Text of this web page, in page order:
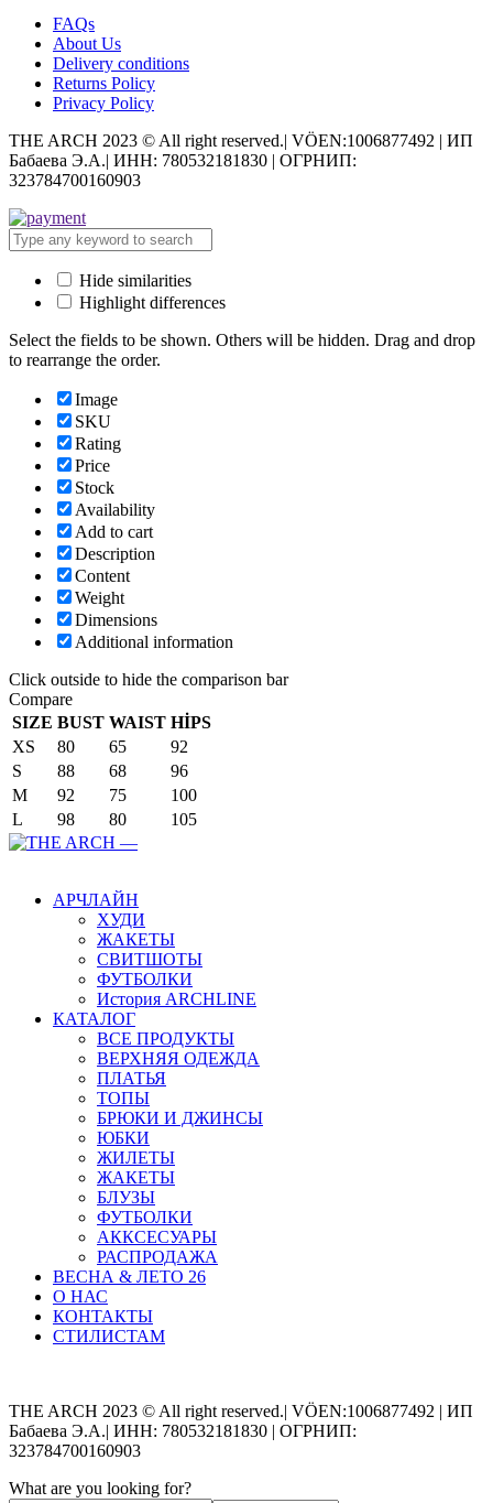
FAQs
About Us
Delivery conditions
Returns Policy
Privacy Policy
THE ARCH 2023 © All right reserved.| VÖEN:1006877492 | ИП
Бабаева Э.А.| ИНН: 780532181830 | ОГРНИП:
323784700160903
Hide similarities
Highlight differences
Select the fields to be shown. Others will be hidden. Drag and drop
to rearrange the order.
Image
SKU
Rating
Price
Stock
Availability
Add to cart
Description
Content
Weight
Dimensions
Additional information
Click outside to hide the comparison bar
Compare
SIZE BUST WAIST HİPS
XS
80 65
92
S
88 68
96
M
92 75
100
L
98 80 105
АРЧЛАЙН
ХУДИ
ЖАКЕТЫ
СВИТШОТЫ
ФУТБОЛКИ
История ARCHLINE
КАТАЛОГ
ВСЕ ПРОДУКТЫ
ВЕРХНЯЯ ОДЕЖДА
ПЛАТЬЯ
ТОПЫ
БРЮКИ И ДЖИНСЫ
ЮБКИ
ЖИЛЕТЫ
ЖАКЕТЫ
БЛУЗЫ
ФУТБОЛКИ
АККСЕСУАРЫ
РАСПРОДАЖА
ВЕСНА & ЛЕТО 26
О НАС
КОНТАКТЫ
СТИЛИСТАМ
THE ARCH 2023 © All right reserved.| VÖEN:1006877492 | ИП
Бабаева Э.А.| ИНН: 780532181830 | ОГРНИП:
323784700160903
What are you looking for?